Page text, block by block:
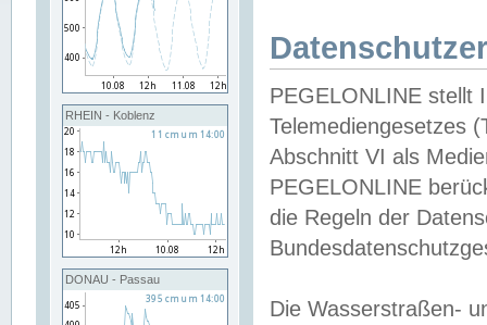
RHEIN - Koblenz
DONAU - Passau
PEGELONLINE stellt
Telemediengesetzes
Abschnitt VI als
PEGELONLINE
die Regeln der
Die Wasserstraßen-